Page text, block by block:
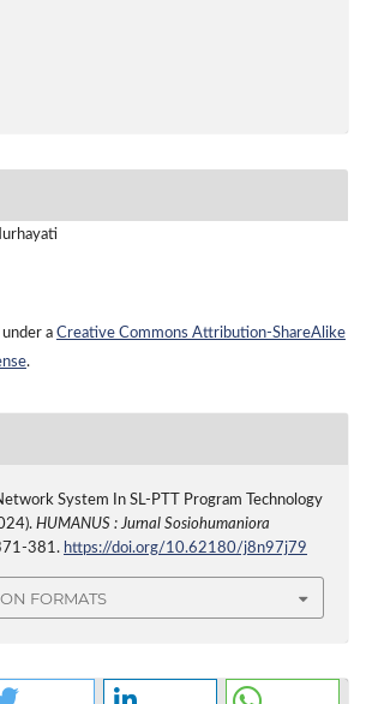
under a Creative Commons Attribution-ShareAlike
.
System In SL-PTT Program Technology
HUMANUS : Jurnal Sosiohumaniora
381. https://doi.org/10.62180/j8n97j79
FORMATS